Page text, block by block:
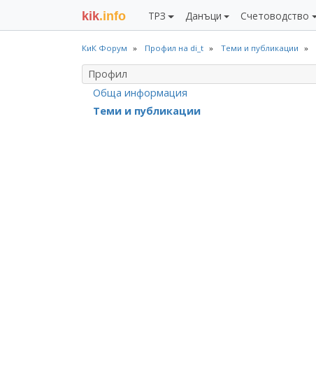
kik.info ТРЗ Данъци Счетоводство
КиК Форум Профил на di_t Теми и публикации
Профил
Обща информация
Теми и публикации